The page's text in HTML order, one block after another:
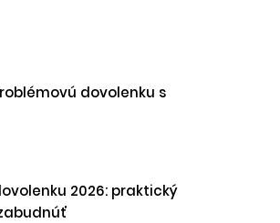
dovolenku s
2026: praktický